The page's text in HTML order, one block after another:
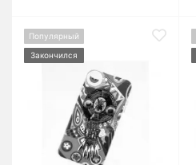
Популярный
Закончился